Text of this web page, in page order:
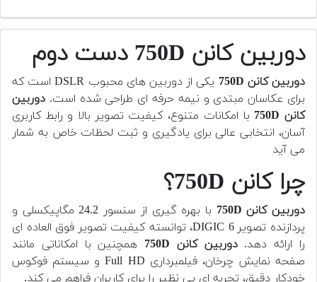
دوربین کانن 750D دست دوم
دوربین کانن 750D
یکی از دوربین های محبوب DSLR است که
برای عکاسان مبتدی و نیمه حرفه ای طراحی شده است. دوربین
کانن 750D
با امکانات متنوع، کیفیت تصویر بالا و رابط کاربری
آسان، انتخابی عالی برای یادگیری و ثبت لحظات خاص به شمار
می آید
چرا کانن 750D؟
دوربین کانن 750D
با بهره گیری از سنسور 24.2 مگاپیکسلی و
پردازنده تصویر DIGIC 6، توانسته کیفیت تصویر فوق العاده ای
را ارائه دهد.دوربین کانن 750D
همچنین با امکاناتی مانند
صفحه نمایش چرخان، فیلمبرداری Full HD و سیستم فوکوس
خودکار دقیق، تجربه ای بی نظیر را برای کاربران فراهم می کند.